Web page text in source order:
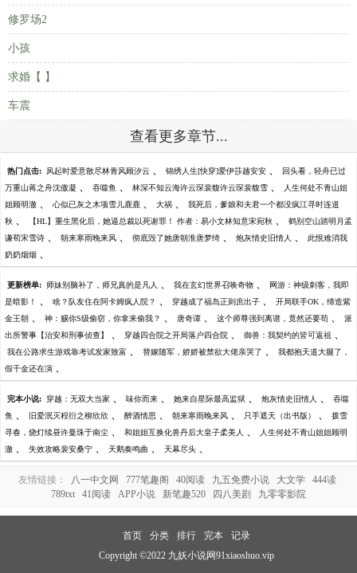
修罗场2
小孩
求婚【 】
车震
查看更多章节...
热门点击: 风起时爱意散尽林青风顾汐云 、 锦绣人生[快穿]爱伊莎越安安 、 回头看，轻舟已过
万重山蒋之舟沈傲凝 、 吞噬鱼 、 林深不知云海许云琛裴馥许云琛裴馥雪 、 人生何处不青山姐
姐顾明澈 、 心似已灰之木项雪儿鹿鹿 、 大祸 、 我死后，爹娘和夫君一个都没疯江寻时连道
秋 、 【HL】重生黑化后，她逼总裁以死谢罪！ 作者：易小文林知意宋宛秋 、 鹤别空山踏明月孟
谦荀宋雪诗 、 朝来寒雨晚来风 、 彻底毁了她唐朝淮唐梦绮 、 炮灰情史旧情人 、 此恨难消我
奶奶烟烟 、
更新榜单: 师妹别脑补了，师兄真的是凡人 、 我在玄幻世界召唤奇物 、 网游：神级刺客，我即
是暗影！ 、 啥？队友住在阿卡姆疯人院？ 、 穿越成了福岛正则庶出子 、 开局联手OK，缔造紫
金王朝 、 神：赐你S级偷窃，你拿来偷我？ 、 唐奇谭 、 这个师尊强到离谱，竟然还要苟 、 派
出所警事【治安和刑事侦查】 、 穿越四合院之开局落户四合院 、 御兽：我契约的皆可返祖 、
我在公路求生游戏靠考试发家致富 、 替嫁随军，娇娇被禁欲大佬亲哭了 、 我都抱天道大腿了，
假千金还在演 、
完本小说: 穿越：无双大当家 、 味你而来 、 她来自星际最高监狱 、 炮灰情史旧情人 、 吞噬
鱼 、 旧爱泯灭程衍之柳欣欣 、 醉酒情思 、 朝来寒雨晚来风 、 只手遮天（出书版） 、 拨雪
寻春，烧灯续昼许曼珠于南尘 、 和姐姐互换化兽丹后大皇子柔美人 、 人生何处不青山姐姐顾明
澈 、 失效攻略裴安桑宁 、 天鹅奏鸣曲 、 天幕尽头 、
友情链接： 八一中文网 777笔趣阁 40阅读 九五免费小说 大文学
444读
789txt
41阅读 APP小说 新笔趣520 四八美剧 九零零影院
首页 分类 排行 完本
记录
Copyright ©2022 九妖小说网91xiaoshuo.vip